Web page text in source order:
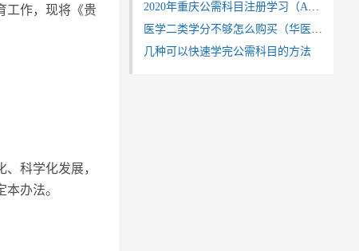
工作，现将《贵
科学化发展，
办法。
2020年重庆公需科目注册学习（APP学习、微信学习）指南
医学二类学分不够怎么购买（华医网学习同步继教通）
几种可以快速学完公需科目的方法